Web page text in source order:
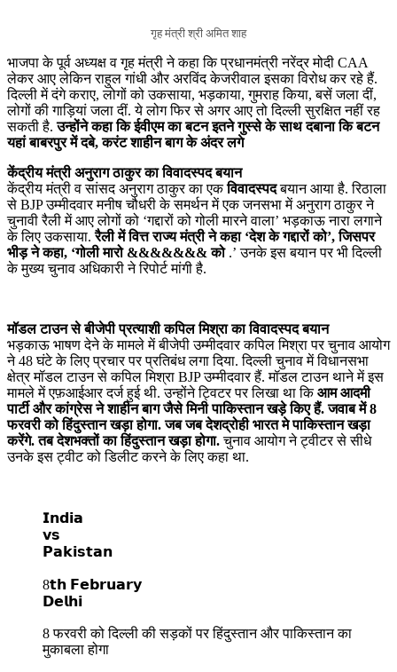
गृह मंत्री श्री अमित शाह
भाजपा के पूर्व अध्यक्ष व गृह मंत्री ने कहा कि प्रधानमंत्री नरेंद्र मोदी CAA
लेकर आए लेकिन राहुल गांधी और अरविंद केजरीवाल इसका विरोध कर रहे हैं.
दिल्ली में दंगे कराए, लोगों को उकसाया, भड़काया, गुमराह किया, बसें जला दीं,
लोगों की गाड़ियां जला दीं. ये लोग फिर से अगर आए तो दिल्ली सुरक्षित नहीं रह
सकती है.उन्होंने कहा कि ईवीएम का बटन इतने गुस्से के साथ दबाना कि बटन
यहां बाबरपुर में दबे, करंट शाहीन बाग के अंदर लगे
केंद्रीय मंत्री अनुराग ठाकुर का विवादस्पद बयान
केंद्रीय मंत्री व सांसद अनुराग ठाकुर का एकविवादस्पदबयान आया है. रिठाला
से BJP उम्मीदवार मनीष चौधरी के समर्थन में एक जनसभा में अनुराग ठाकुर ने
चुनावी रैली में आए लोगों को ‘गद्दारों को गोली मारने वाला’ भड़काऊ नारा लगाने
के लिए उकसाया. रैली में वित्त राज्य मंत्री ने कहा ‘देश के गद्दारों को’, जिसपर
भीड़ ने कहा, ‘गोली मारो &&&&&&& को .’ उनके इस बयान पर भी दिल्ली
के मुख्य चुनाव अधिकारी ने रिपोर्ट मांगी है.
मॉडल टाउन से बीजेपी प्रत्याशी कपिल मिश्राका विवादस्पद बयान
भड़काऊ भाषण देने के मामले में बीजेपी उम्मीदवार कपिल मिश्रा पर चुनाव आयोग
ने 48 घंटे के लिए प्रचार पर प्रतिबंध लगा दिया. दिल्ली चुनाव में विधानसभा
क्षेत्र मॉडल टाउन से कपिल मिश्रा BJP उम्मीदवार हैं. मॉडल टाउन थाने में इस
मामले में एफ़आईआर दर्ज हुई थी. उन्होंने ट्विटर पर लिखा था किआम आदमी
पार्टी और कांग्रेस ने शाहीन बाग जैसे मिनी पाकिस्तान खड़े किए हैं. जवाब में 8
फरवरी को हिंदुस्तान खड़ा होगा. जब जब देशद्रोही भारत मे पाकिस्तान खड़ा
करेंगे. तब देशभक्तों का हिंदुस्तान खड़ा होगा.चुनाव आयोग ने ट्वीटर से सीधे
उनके इस ट्वीट को डिलीट करने के लिए कहा था.
𝗜𝗻𝗱𝗶𝗮
𝘃𝘀
𝗣𝗮𝗸𝗶𝘀𝘁𝗮𝗻
8𝘁𝗵 𝗙𝗲𝗯𝗿𝘂𝗮𝗿𝘆
𝗗𝗲𝗹𝗵𝗶
8 फरवरी को दिल्ली की सड़कों पर हिंदुस्तान और पाकिस्तान का
मुकाबला होगा